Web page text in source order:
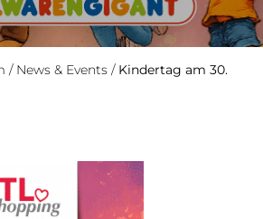
/ News & Events / Kindertag am 30.